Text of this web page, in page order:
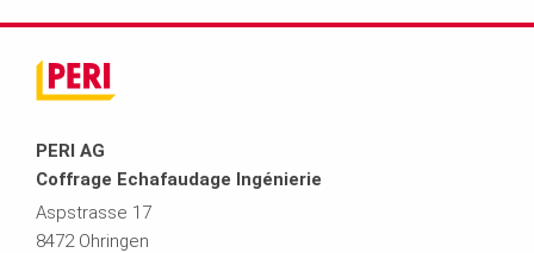
PERI AG
Coffrage Echafaudage Ingénierie
Aspstrasse 17
8472 Ohringen